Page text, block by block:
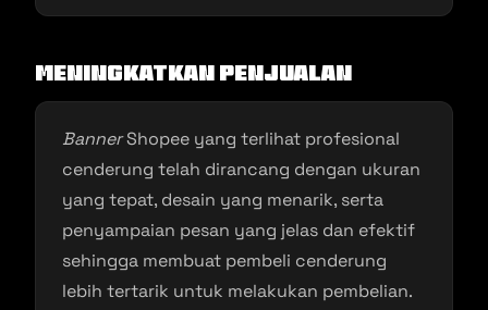
Meningkatkan Penjualan
BannerShopee yang terlihat profesional
cenderung telah dirancang dengan ukuran
yang tepat, desain yang menarik, serta
penyampaian pesan yang jelas dan efektif
sehingga membuat pembeli cenderung
lebih tertarik untuk melakukan pembelian.